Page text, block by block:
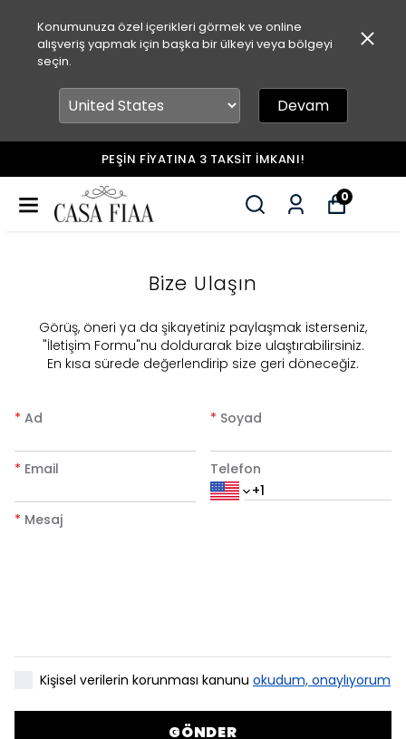
Konumunuza özel içerikleri görmek ve online
alışveriş yapmak için başka bir ülkeyi veya bölgeyi
seçin.
Devam
PEŞİN FİYATINA 3 TAKSİT İMKANI!
0
Bize Ulaşın
​Görüş, öneri ya da şikayetiniz paylaşmak isterseniz,
"İletişim Formu"nu doldurarak bize ulaştırabilirsiniz.
En kısa sürede değerlendirip size geri döneceğiz.
* Ad * Soyad
* Email Telefon
* Mesaj
Kişisel verilerin korunması kanunu okudum, onaylıyorum
GÖNDER